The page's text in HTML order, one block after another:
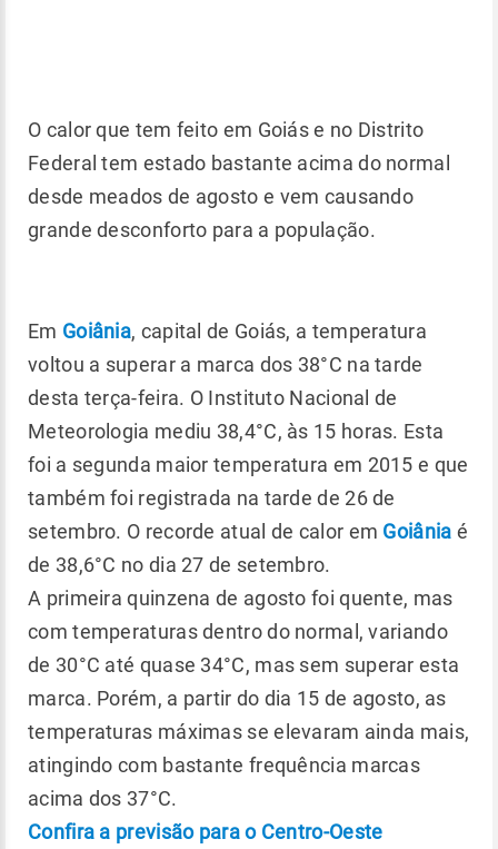
O calor que tem feito em Goiás e no Distrito
Federal tem estado bastante acima do normal
desde meados de agosto e vem causando
grande desconforto para a população.
Em Goiânia, capital de Goiás, a temperatura
voltou a superar a marca dos 38°C na tarde
desta terça-feira. O Instituto Nacional de
Meteorologia mediu 38,4°C, às 15 horas. Esta
foi a segunda maior temperatura em 2015 e que
também foi registrada na tarde de 26 de
setembro. O recorde atual de calor em Goiânia é
de 38,6°C no dia 27 de setembro.
A primeira quinzena de agosto foi quente, mas
com temperaturas dentro do normal, variando
de 30°C até quase 34°C, mas sem superar esta
marca. Porém, a partir do dia 15 de agosto, as
temperaturas máximas se elevaram ainda mais,
atingindo com bastante frequência marcas
acima dos 37°C.
Confira a previsão para o Centro-Oeste